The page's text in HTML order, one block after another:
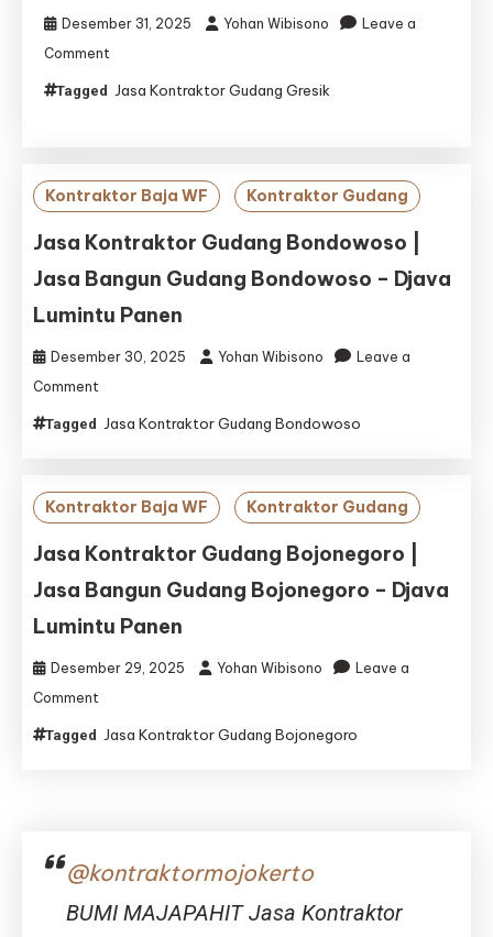
Desember 31, 2025 Yohan Wibisono
Leave a
Comment
Kontraktor
Jasa
Bangun
Gudang
–
Lumintu
Panen
Tagged Jasa Kontraktor Gudang Gresik
Kontraktor Baja WF Kontraktor Gudang
Jasa Kontraktor Gudang Bondowoso |
Jasa Bangun Gudang Bondowoso – Djava
Lumintu Panen
Desember 30, 2025 Yohan Wibisono
Leave a
Comment
Kontraktor
|
Jasa
Bangun
Gudang
Bondowoso
Djava
Lumintu
Tagged Jasa Kontraktor Gudang Bondowoso
Kontraktor Baja WF Kontraktor Gudang
Jasa Kontraktor Gudang Bojonegoro |
Jasa Bangun Gudang Bojonegoro – Djava
Lumintu Panen
Desember 29, 2025 Yohan Wibisono
Leave a
Comment
Kontraktor
Gudang
–
Tagged Jasa Kontraktor Gudang Bojonegoro
@kontraktormojokerto
BUMI MAJAPAHIT Jasa Kontraktor